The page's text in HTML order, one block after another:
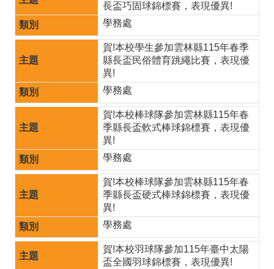
政
專
習
資
長盃巧固球錦標賽，表現優異!
學務處
賀!本校學生參加雲林縣115年春季
縣長盃民俗體育跳繩比賽，表現優
異!
學務處
賀!本校棒球隊參加雲林縣115年春
季縣長盃軟式棒球錦標賽，表現優
異!
學務處
賀!本校棒球隊參加雲林縣115年春
季縣長盃硬式棒球錦標賽，表現優
異!
學務處
賀!本校羽球隊參加115年臺中太陽
盃全國羽球錦標賽，表現優異!